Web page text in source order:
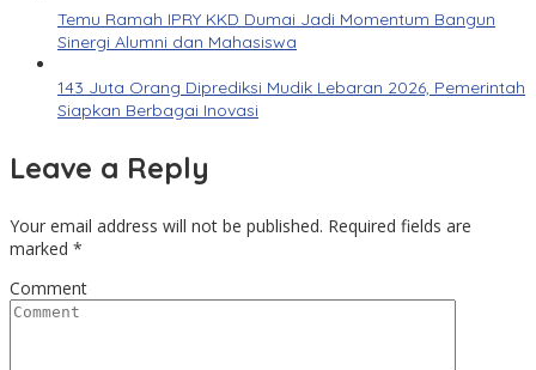
Temu Ramah IPRY KKD Dumai Jadi Momentum Bangun
Sinergi Alumni dan Mahasiswa
143 Juta Orang Diprediksi Mudik Lebaran 2026, Pemerintah
Siapkan Berbagai Inovasi
Leave a Reply
Your email address will not be published. Required fields are
marked *
Comment